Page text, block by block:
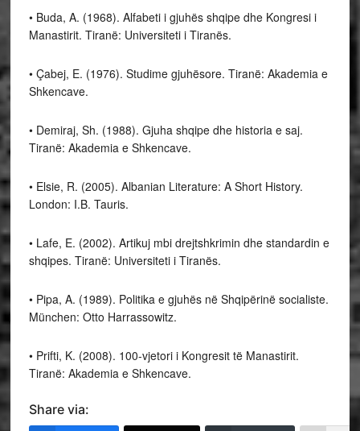
• Buda, A. (1968). Alfabeti i gjuhës shqipe dhe Kongresi i
Manastirit. Tiranë: Universiteti i Tiranës.
• Çabej, E. (1976). Studime gjuhësore. Tiranë: Akademia e
Shkencave.
• Demiraj, Sh. (1988). Gjuha shqipe dhe historia e saj.
Tiranë: Akademia e Shkencave.
• Elsie, R. (2005). Albanian Literature: A Short History.
London: I.B. Tauris.
• Lafe, E. (2002). Artikuj mbi drejtshkrimin dhe standardin e
shqipes. Tiranë: Universiteti i Tiranës.
• Pipa, A. (1989). Politika e gjuhës në Shqipërinë socialiste.
München: Otto Harrassowitz.
• Prifti, K. (2008). 100-vjetori i Kongresit të Manastirit.
Tiranë: Akademia e Shkencave.
Share via: